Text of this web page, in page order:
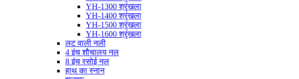
YH-1300 श्रृंखला
YH-1400 श्रृंखला
YH-1500 श्रृंखला
YH-1600 श्रृंखला
लट वाली नली
4 इंच शौचालय नल
8 इंच रसोई नल
हाथ का स्नान